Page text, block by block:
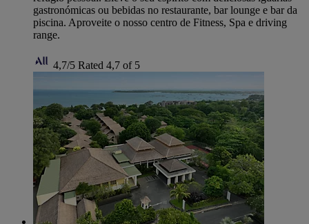
gastronómicas ou bebidas no restaurante, bar lounge e bar da
piscina. Aproveite o nosso centro de Fitness, Spa e driving
range.
4,7/5 Rated 4,7 of 5